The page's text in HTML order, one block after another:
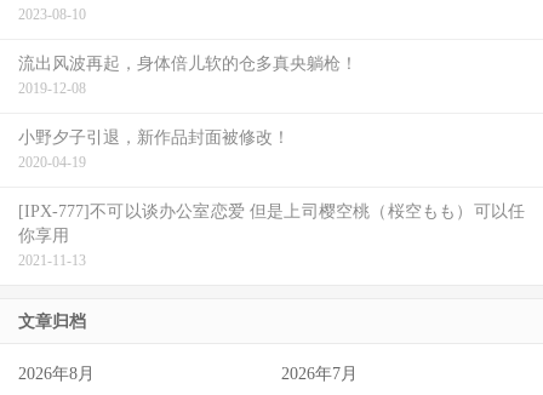
2023-08-10
流出风波再起，身体倍儿软的仓多真央躺枪！
2019-12-08
小野夕子引退，新作品封面被修改！
2020-04-19
[IPX-777]不可以谈办公室恋爱 但是上司樱空桃（桜空もも）可以任
你享用
2021-11-13
文章归档
2026年8月
2026年7月